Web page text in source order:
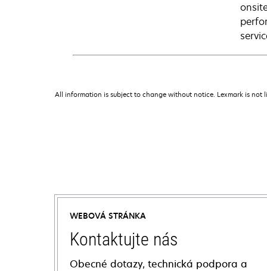
All information is subject to change without notice. Lexmark is not
WEBOVÁ STRÁNKA
Kontaktujte nás
Obecné dotazy, technická podpora a